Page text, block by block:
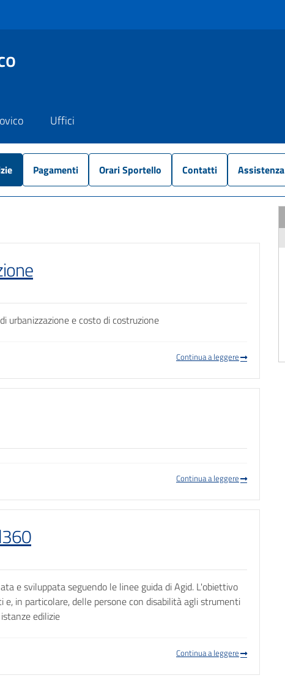
Uffici
Pagamenti Orari Sportello Contatti Assistenza
urbanizzazione e costo di costruzione
Continua a leggere
Continua a leggere
e sviluppata seguendo le linee guida di Agid. L'obiettivo
in particolare, delle persone con disabilità agli strumenti
edilizie
Continua a leggere